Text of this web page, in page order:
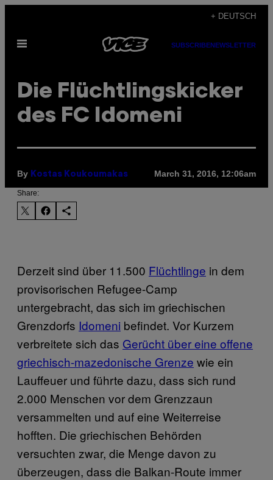
content
+ DEUTSCH
Open
SUBSCRIBENEWSLETTER
Die Flüchtlingskicker
des FC Idomeni
By Kostas Koukoumakas March 31, 2016, 12:06am
Share:
Derzeit sind über 11.500 Flüchtlinge in dem
provisorischen Refugee-Camp
untergebracht, das sich im griechischen
Grenzdorfs Idomeni befindet. Vor Kurzem
verbreitete sich das Gerücht über eine offene
griechisch-mazedonische Grenze wie ein
Lauffeuer und führte dazu, dass sich rund
2.000 Menschen vor dem Grenzzaun
versammelten und auf eine Weiterreise
hofften. Die griechischen Behörden
versuchten zwar, die Menge davon zu
überzeugen, dass die Balkan-Route immer